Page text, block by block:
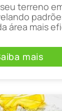
terreno
área mais
mais